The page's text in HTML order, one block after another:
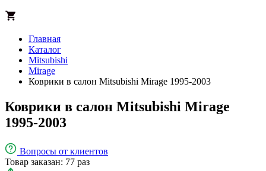
Главная
Каталог
Mitsubishi
Mirage
Коврики в салон Mitsubishi Mirage 1995-2003
Коврики в салон Mitsubishi Mirage
1995-2003
Вопросы от клиентов
Товар заказан: 77 раз